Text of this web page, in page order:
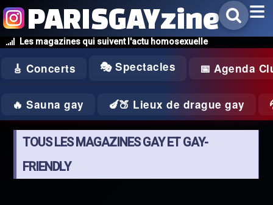
Les magazines qui suivent l'actu homosexuelle
PARISGAYzine
🎸 Concerts 🎭 Spectacles 📅 Agenda
🔥 Sauna gay 🍆🍑 Lieux de drague gay
TOUS LES MAGAZINES GAY ET GAY-
FRIENDLY